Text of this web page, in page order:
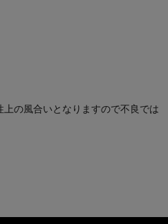
の風合いとなりますので不良では